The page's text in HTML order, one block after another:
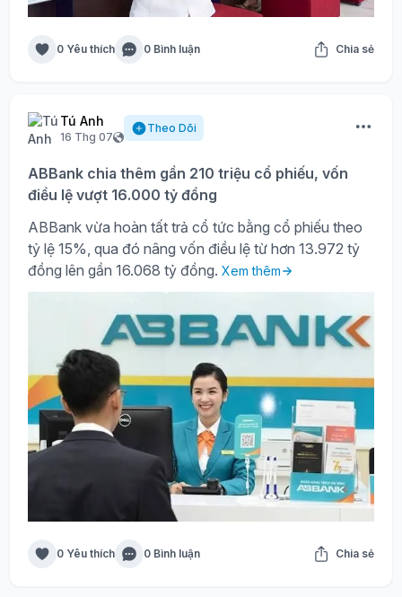
0 Yêu thích 0 Bình luận Chia sẻ
Tú Anh
16 Thg 07
Theo Dõi
ABBank chia thêm gần 210 triệu cổ phiếu, vốn
điều lệ vượt 16.000 tỷ đồng
ABBank vừa hoàn tất trả cổ tức bằng cổ phiếu theo
tỷ lệ 15%, qua đó nâng vốn điều lệ từ hơn 13.972 tỷ
đồng lên gần 16.068 tỷ đồng. Xem thêm
0 Yêu thích 0 Bình luận Chia sẻ